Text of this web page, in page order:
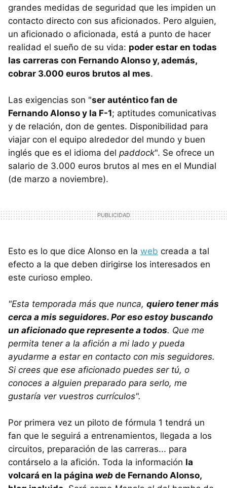
grandes medidas de seguridad que les impiden un
contacto directo con sus aficionados. Pero alguien,
un aficionado o aficionada, está a punto de hacer
realidad el sueño de su vida: poder estar en todas
las carreras con Fernando Alonso y, además,
cobrar 3.000 euros brutos al mes.
Las exigencias son "ser auténtico fan de
Fernando Alonso y la F-1; aptitudes comunicativas
y de relación, don de gentes. Disponibilidad para
viajar con el equipo alrededor del mundo y buen
inglés que es el idioma del paddock". Se ofrece un
salario de 3.000 euros brutos al mes en el Mundial
(de marzo a noviembre).
Esto es lo que dice Alonso en la web creada a tal
efecto a la que deben dirigirse los interesados en
este curioso empleo.
"Esta temporada más que nunca, quiero tener más
cerca a mis seguidores. Por eso estoy buscando
un aficionado que represente a todos. Que me
permita tener a la afición a mi lado y pueda
ayudarme a estar en contacto con mis seguidores.
Si crees que ese aficionado puedes ser tú, o
conoces a alguien preparado para serlo, me
gustaría ver vuestros currículos".
Por primera vez un piloto de fórmula 1 tendrá un
fan que le seguirá a entrenamientos, llegada a los
circuitos, preparación de las carreras... para
contárselo a la afición. Toda la información la
volcará en la página web de Fernando Alonso,